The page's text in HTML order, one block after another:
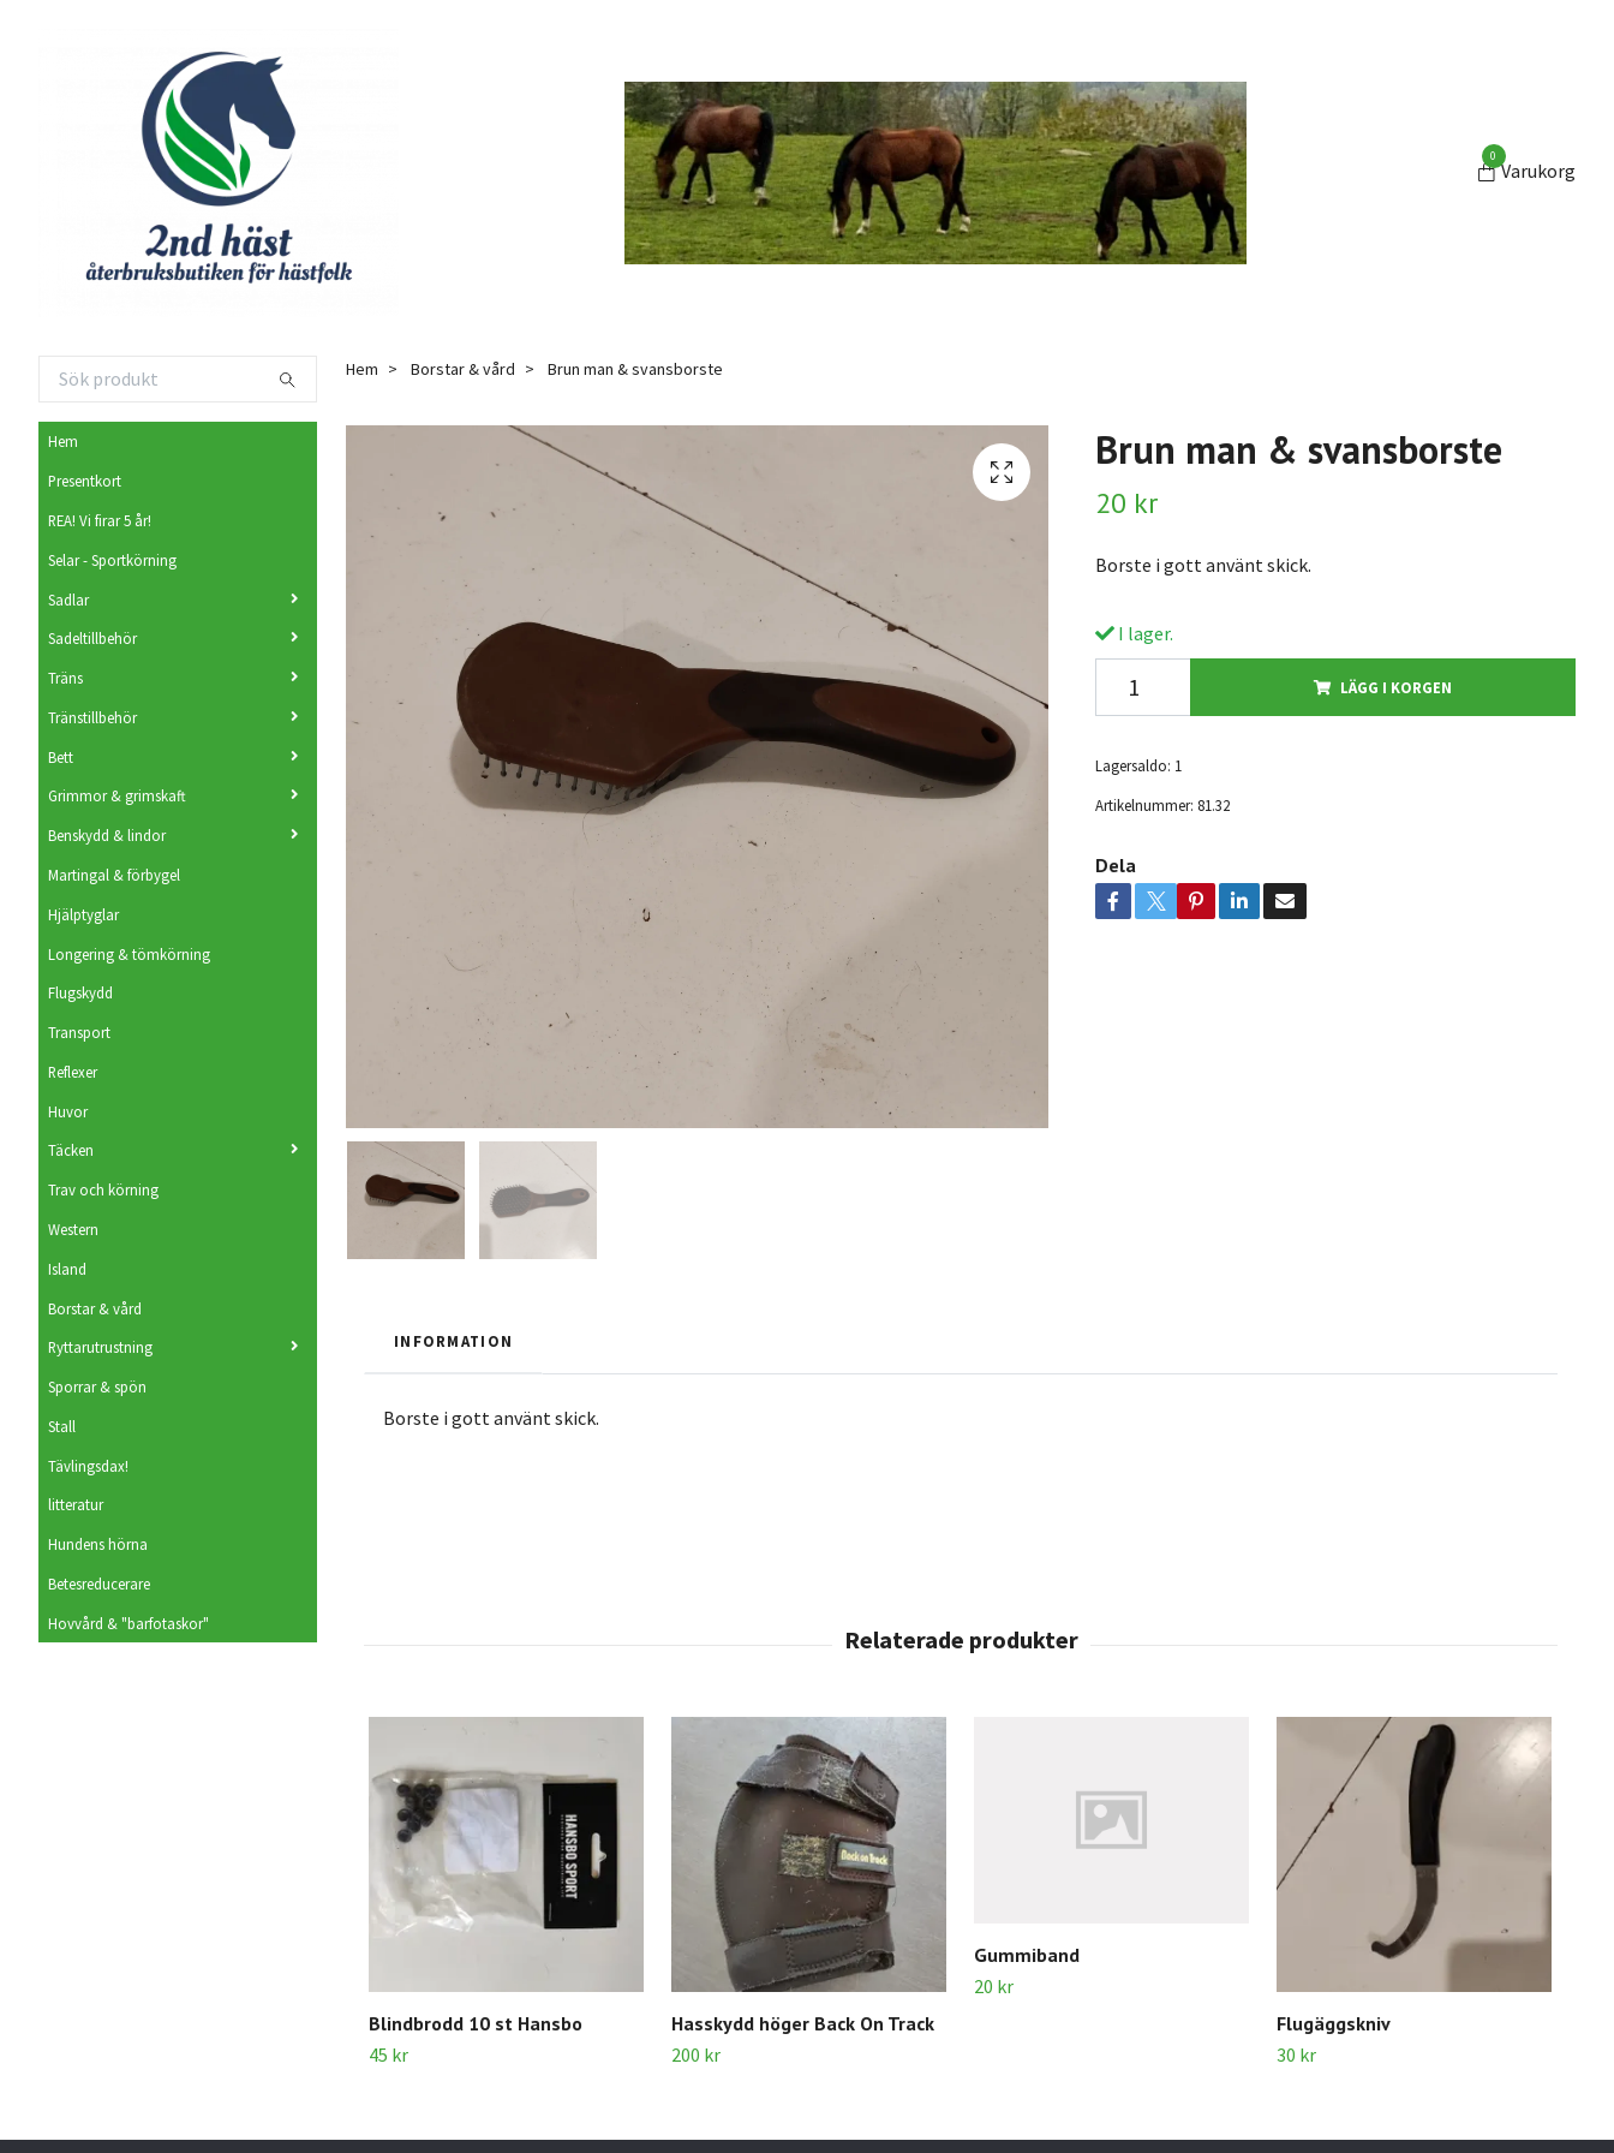
0
Varukorg
Hem
Presentkort
REA! Vi firar 5 år!
Selar - Sportkörning
Sadlar
Sadeltillbehör
Träns
Tränstillbehör
Bett
Grimmor & grimskaft
Benskydd & lindor
Martingal & förbygel
Hjälptyglar
Longering & tömkörning
Flugskydd
Transport
Reflexer
Huvor
Täcken
Trav och körning
Western
Island
Borstar & vård
Ryttarutrustning
Sporrar & spön
Stall
Tävlingsdax!
litteratur
Hundens hörna
Betesreducerare
Hovvård & "barfotaskor"
Hem Borstar & vård Brun man & svansborste
Brun man & svansborste
20 kr
Borste i gott använt skick.
I lager.
LÄGG I KORGEN
Lagersaldo: 1
Artikelnummer: 81.32
Dela
INFORMATION
Borste i gott använt skick.
Blindbrodd 10 st Hansbo
45 kr
Hasskydd höger Back On Track
200 kr
Gummiband
20 kr
Flugäggskniv
30 kr